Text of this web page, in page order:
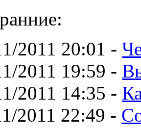
2011 20:01 -
2011 19:59 -
2011 14:35 -
2011 22:49 -